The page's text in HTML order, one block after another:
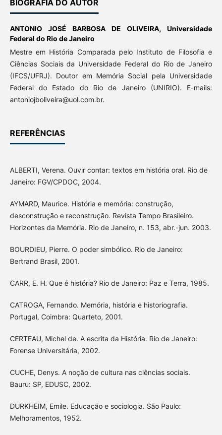
BIOGRAFIA DO AUTOR
ANTONIO JOSÉ BARBOSA DE OLIVEIRA,Universidade
Federal do Rio de Janeiro
Mestre em História Comparada pelo Instituto de Filosofia e
Ciências Sociais da Universidade Federal do Rio de Janeiro
(IFCS/UFRJ). Doutor em Memória Social pela Universidade
Federal do Estado do Rio de Janeiro (UNIRIO). E-mails:
antoniojboliveira@uol.com.br.
REFERÊNCIAS
ALBERTI, Verena. Ouvir contar: textos em história oral. Rio de
Janeiro: FGV/CPDOC, 2004.
AYMARD, Maurice. História e memória: construção,
desconstrução e reconstrução. Revista Tempo Brasileiro.
Horizontes da Memória. Rio de Janeiro, n. 153, abr.-jun. 2003.
BOURDIEU, Pierre. O poder simbólico. Rio de Janeiro:
Bertrand Brasil, 2001.
CARR, E. H. Que é história? Rio de Janeiro: Paz e Terra, 1985.
CATROGA, Fernando. Memória, história e historiografia.
Portugal, Coimbra: Quarteto, 2001.
CERTEAU, Michel de. A escrita da História. Rio de Janeiro:
Forense Universitária, 2002.
CUCHE, Denys. A noção de cultura nas ciências sociais.
Bauru: SP, EDUSC, 2002.
DURKHEIM, Emile. Educação e sociologia. São Paulo:
Melhoramentos, 1952.